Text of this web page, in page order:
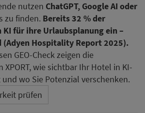
nutzen ChatGPT, Google AI oder
zu finden. Bereits 32 % der
KI für ihre Urlaubsplanung ein –
(Adyen Hospitality Report 2025).
GEO-Check zeigen die
wie sichtbar Ihr Hotel in KI-
wo Sie Potenzial verschenken.
prüfen